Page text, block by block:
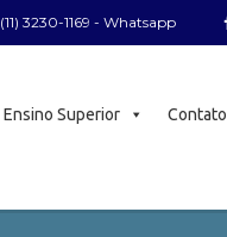
(11) 3230-1169 - Whatsapp
Ensino Superior Contato